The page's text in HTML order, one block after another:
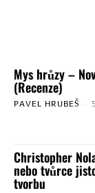
Mys hrůzy –
(Recenze)
PAVEL HRUBEŠ -
Christopher
nebo tvůrce
tvorbu